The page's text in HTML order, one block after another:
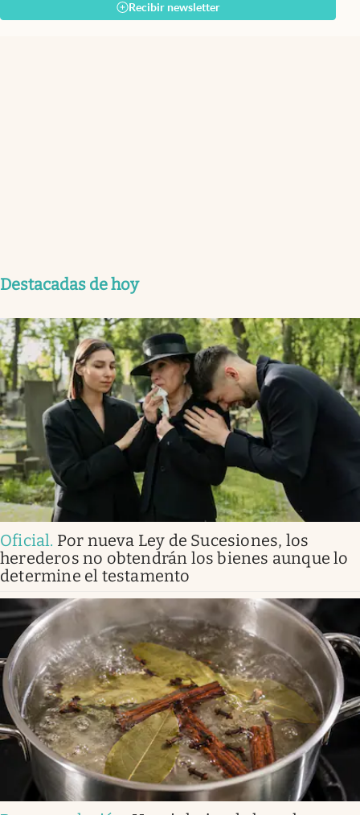
Recibir newsletter
Destacadas de hoy
Oficial. Por nueva Ley de Sucesiones, los
herederos no obtendrán los bienes aunque lo
determine el testamento